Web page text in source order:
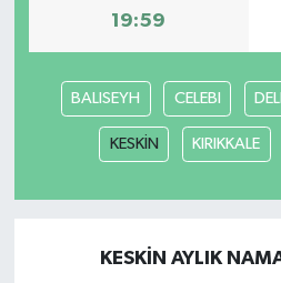
19:59
BALISEYH CELEBI
KESKİN KIRIKKALE
KESKİN AYLIK